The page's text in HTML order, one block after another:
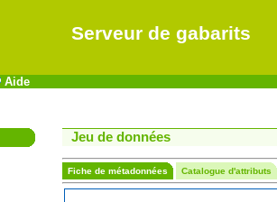
Serveur de gabarits
Aide
Jeu de données
Fiche de métadonnées Catalogue d'attributs